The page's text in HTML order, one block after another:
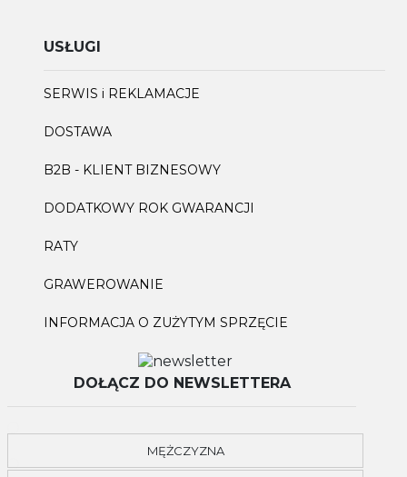
USŁUGI
SERWIS i REKLAMACJE
DOSTAWA
B2B - KLIENT BIZNESOWY
DODATKOWY ROK GWARANCJI
RATY
GRAWEROWANIE
INFORMACJA O ZUŻYTYM SPRZĘCIE
DOŁĄCZ DO NEWSLETTERA
MĘŻCZYZNA